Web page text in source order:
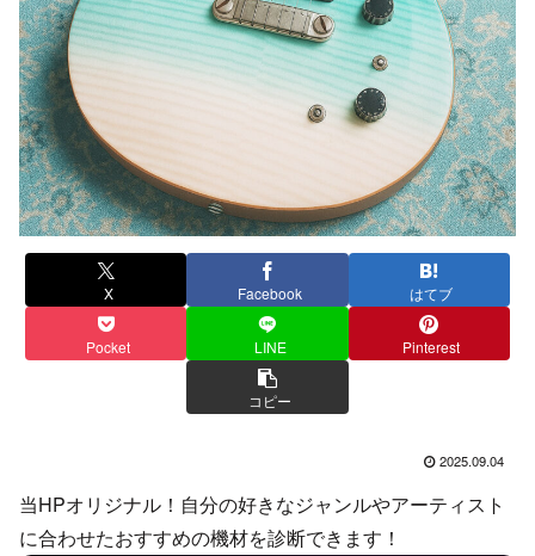
X Facebook はてブ
Pocket LINE Pinterest
コピー
2025.09.04
当HPオリジナル！自分の好きなジャンルやアーティスト
に合わせたおすすめの機材を診断できます！